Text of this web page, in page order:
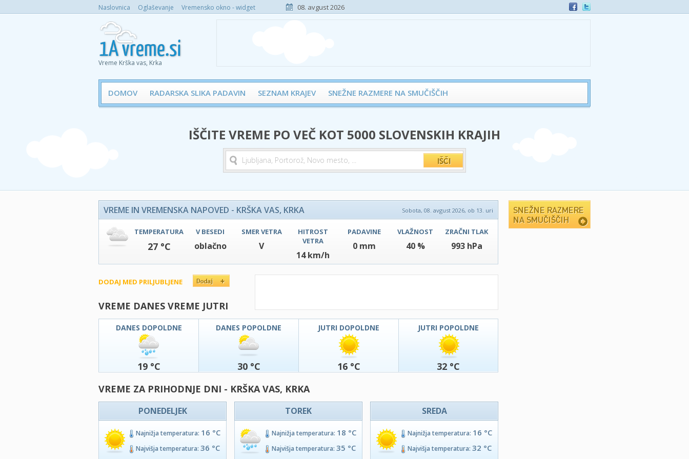
Naslovnica Oglaševanje Vremensko okno - widget 08. avgust 2026
Vreme Krška vas, Krka
DOMOV RADARSKA SLIKA PADAVIN SEZNAM KRAJEV SNEŽNE RAZMERE NA SMUČIŠČIH
IŠČITE VREME PO VEČ KOT 5000 SLOVENSKIH KRAJIH
VREME IN VREMENSKA NAPOVED - KRŠKA VAS, KRKA Sobota, 08. avgust 2026, ob 13. uri
TEMPERATURA
27 °C
V BESEDI
oblačno
SMER VETRA
V
HITROST
VETRA
14 km/h
PADAVINE
0 mm
VLAŽNOST
40 %
ZRAČNI TLAK
993 hPa
DODAJ MED PRILJUBLJENE
VREME DANES VREME JUTRI
DANES DOPOLDNE
19 °C
DANES POPOLDNE
30 °C
JUTRI DOPOLDNE
16 °C
JUTRI POPOLDNE
32 °C
VREME ZA PRIHODNJE DNI - KRŠKA VAS, KRKA
PONEDELJEK
Najnižja temperatura: 16 °C
Najvišja temperatura: 36 °C
TOREK
Najnižja temperatura: 18 °C
Najvišja temperatura: 35 °C
SREDA
Najnižja temperatura: 16 °C
Najvišja temperatura: 32 °C